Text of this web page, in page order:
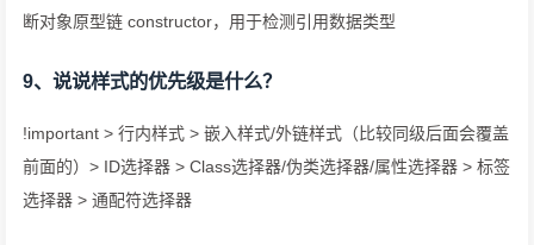
断对象原型链 constructor，用于检测引用数据类型
9、说说样式的优先级是什么？
!important > 行内样式 > 嵌入样式/外链样式（比较同级后面会覆盖
前面的）> ID选择器 > Class选择器/伪类选择器/属性选择器 > 标签
选择器 > 通配符选择器